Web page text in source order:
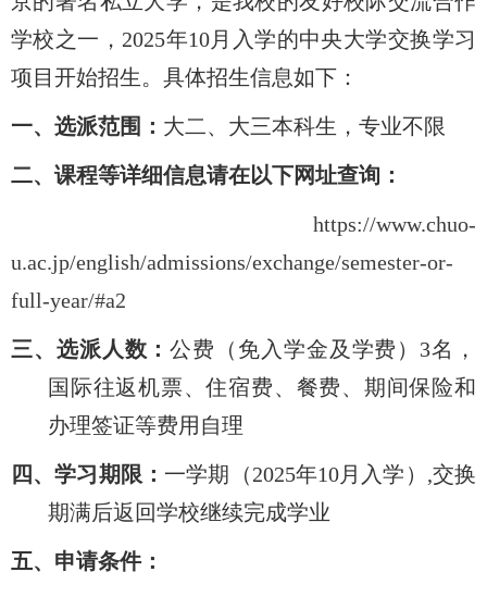
学校之一 ， 2025年10月入学的中央大学交换学习
项目开始招生。 具体招生信息如下：
一、 选派范围： 大二、大三本科生，专业不限
二、课程等详细信息请在以下网址查询：
https://www.chuo-
u.ac.jp/english/admissions/exchange/semester-or-
full-year/#a2
三、 选派人数：公费（免入学金及 学费 ） 3名，
国际往返机票、住宿费、餐费、期间保险和
办理签证等费用自理
四、学习期限： 一学期（2025年10月入学） ,交换
期满后返回学校继续完成学业
五、申请条件：